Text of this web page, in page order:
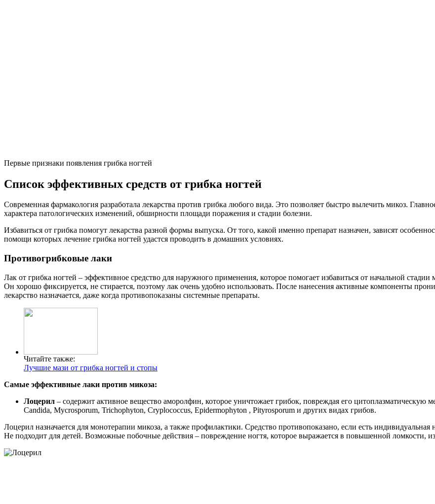
Первые признаки появления грибка ногтей
Список эффективных средств от грибка ногтей
Современная фармакология разработала лекарства против грибка любого вида. Это позволяет быстро вылечить микоз.
характера патологических изменений, обширности площади поражения и стадии болезни.
Избавиться от грибка помогут лекарства разной формы выпуска. От того, какой именно препарат назначен, зависят
помощи которых лечение грибка ногтей удастся проводить в домашних условиях.
Противогрибковые лаки
Лак от грибка ногтей – эффективное средство для наружного применения, которое помогает избавиться от начальной
Он хорошо фиксируется, не стирается, поэтому лак очень удобно использовать. После нанесения активные компоненты
лекарство назначается, даже когда противопоказаны системные препараты.
Читайте также:
Лучшие мази от грибка ногтей и стопы
Самые эффективные лаки против микоза:
Лоцерил – содержит активное вещество аморолфин, которое уничтожает грибок, повреждая его
Candida, Mycrosporum, Tri­chophyton, Cryplococcus, Epidermophyton , Pityrosporum и других видах грибов.
Лоцерил назначается для монотерапии микоза, а также профилактики. Средство противопоказано, если есть
Не подходит для детей. Возможные побочные действия – повреждение ногтя, которое выражается в повышенной ломкости,